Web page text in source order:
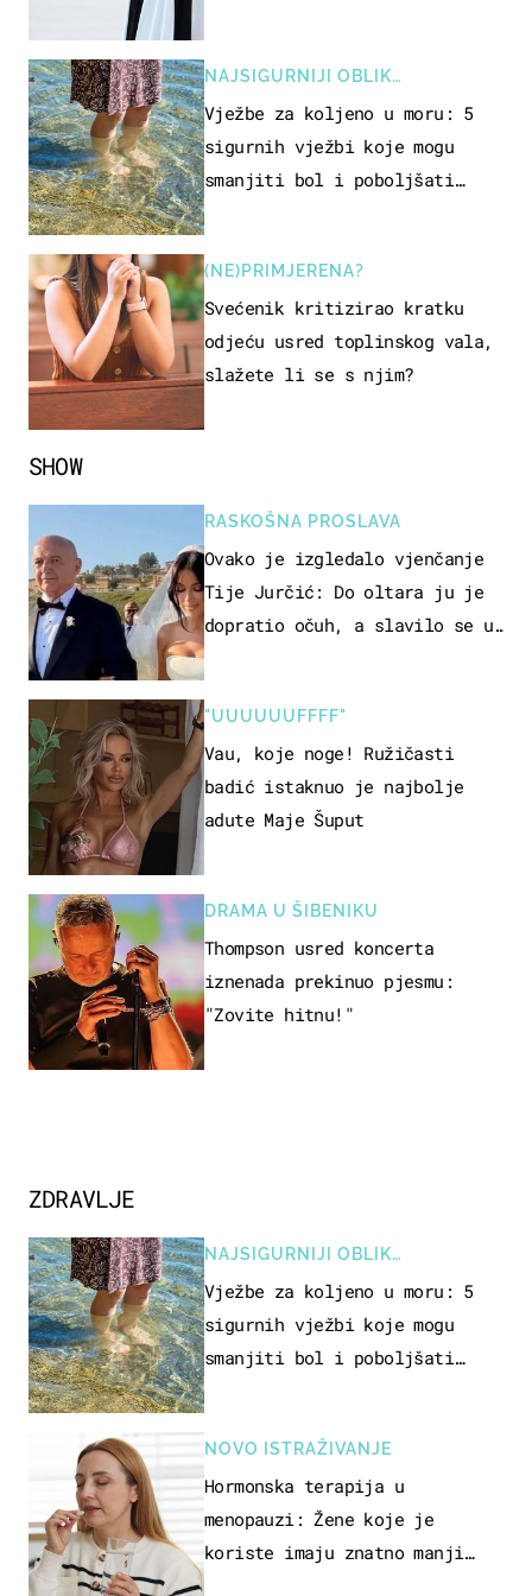
SHOW
RASKOŠNA PROSLAVA
Ovako je izgledalo vjenčanje
Tije Jurčić: Do oltara ju je
dopratio očuh, a slavilo se uz
"UUUUUUFFFF"
Vau, koje noge! Ružičasti
badić istaknuo je najbolje
adute Maje Šuput
DRAMA U ŠIBENIKU
Thompson usred koncerta
iznenada prekinuo pjesmu:
"Zovite hitnu!"
ZDRAVLJE
NAJSIGURNIJI OBLIK
REKREACIJE
Vježbe za koljeno u moru: 5
sigurnih vježbi koje mogu
smanjiti bol i poboljšati
NOVO ISTRAŽIVANJE
Hormonska terapija u
menopauzi: Žene koje je
koriste imaju znatno manji
NAJSIGURNIJI OBLIK
REKREACIJE
Vježbe za koljeno u moru: 5
sigurnih vježbi koje mogu
smanjiti bol i poboljšati
(NE)PRIMJERENA?
Svećenik kritizirao kratku
odjeću usred toplinskog vala,
slažete li se s njim?